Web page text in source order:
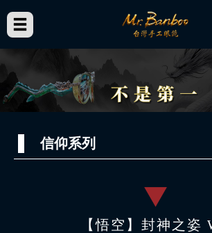
信仰系列
【悟空】封神之姿